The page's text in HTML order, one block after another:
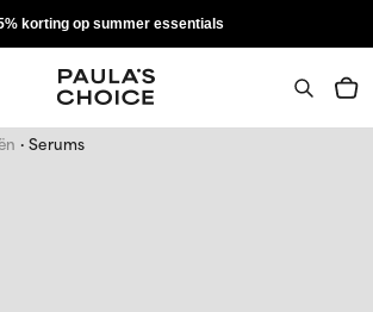
korting op summer essentials
Serums